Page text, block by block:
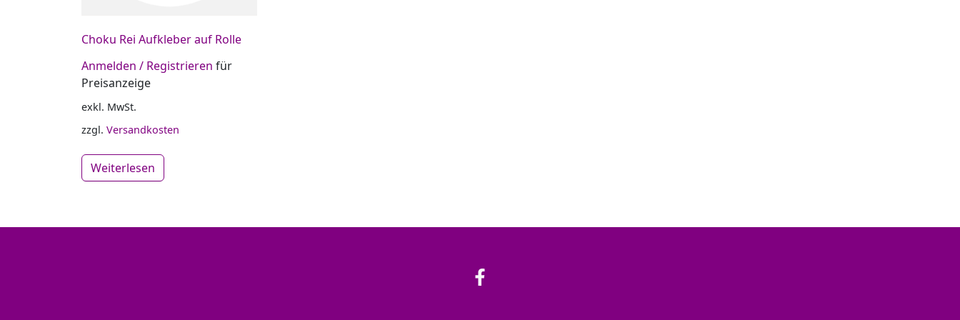
Choku Rei Aufkleber auf Rolle
Anmelden / Registrieren für
Preisanzeige
exkl. MwSt.
zzgl. Versandkosten
Weiterlesen